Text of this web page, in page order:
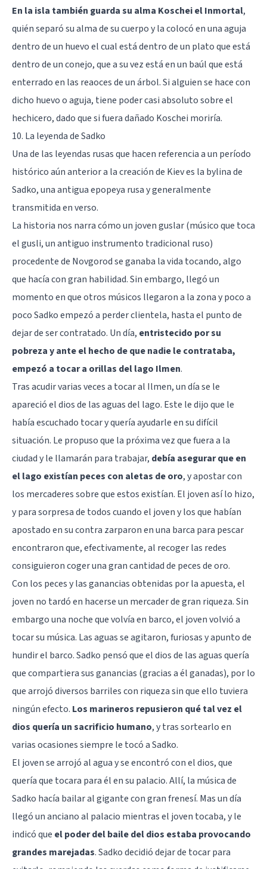
En la isla también guarda su alma Koschei el Inmortal,
quién separó su alma de su cuerpo y la colocó en una aguja
dentro de un huevo el cual está dentro de un plato que está
dentro de un conejo, que a su vez está en un baúl que está
enterrado en las reaoces de un árbol. Si alguien se hace con
dicho huevo o aguja, tiene poder casi absoluto sobre el
hechicero, dado que si fuera dañado Koschei moriría.
10. La leyenda de Sadko
Una de las leyendas rusas que hacen referencia a un período
histórico aún anterior a la creación de Kiev es la bylina de
Sadko, una antigua epopeya rusa y generalmente
transmitida en verso.
La historia nos narra cómo un joven guslar (músico que toca
el gusli, un antiguo instrumento tradicional ruso)
procedente de Novgorod se ganaba la vida tocando, algo
que hacía con gran habilidad. Sin embargo, llegó un
momento en que otros músicos llegaron a la zona y poco a
poco Sadko empezó a perder clientela, hasta el punto de
dejar de ser contratado. Un día, entristecido por su
pobreza y ante el hecho de que nadie le contrataba,
empezó a tocar a orillas del lago Ilmen.
Tras acudir varias veces a tocar al Ilmen, un día se le
apareció el dios de las aguas del lago. Este le dijo que le
había escuchado tocar y quería ayudarle en su difícil
situación. Le propuso que la próxima vez que fuera a la
ciudad y le llamarán para trabajar, debía asegurar que en
el lago existían peces con aletas de oro, y apostar con
los mercaderes sobre que estos existían. El joven así lo hizo,
y para sorpresa de todos cuando el joven y los que habían
apostado en su contra zarparon en una barca para pescar
encontraron que, efectivamente, al recoger las redes
consiguieron coger una gran cantidad de peces de oro.
Con los peces y las ganancias obtenidas por la apuesta, el
joven no tardó en hacerse un mercader de gran riqueza. Sin
embargo una noche que volvía en barco, el joven volvió a
tocar su música. Las aguas se agitaron, furiosas y apunto de
hundir el barco. Sadko pensó que el dios de las aguas quería
que compartiera sus ganancias (gracias a él ganadas), por lo
que arrojó diversos barriles con riqueza sin que ello tuviera
ningún efecto. Los marineros repusieron qué tal vez el
dios quería un sacrificio humano, y tras sortearlo en
varias ocasiones siempre le tocó a Sadko.
El joven se arrojó al agua y se encontró con el dios, que
quería que tocara para él en su palacio. Allí, la música de
Sadko hacía bailar al gigante con gran frenesí. Mas un día
llegó un anciano al palacio mientras el joven tocaba, y le
indicó que el poder del baile del dios estaba provocando
grandes marejadas. Sadko decidió dejar de tocar para